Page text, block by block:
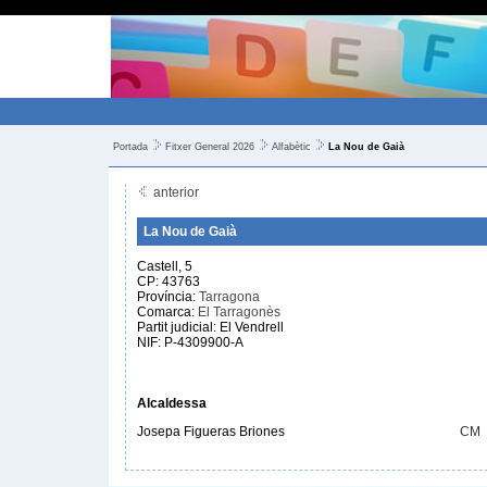
Portada Fitxer General 2026 Alfabètic La Nou de Gaià
anterior
La Nou de Gaià
Castell, 5
CP: 43763
Província: Tarragona
Comarca: El Tarragonès
Partit judicial: El Vendrell
NIF: P-4309900-A
Alcaldessa
Josepa Figueras Briones
CM